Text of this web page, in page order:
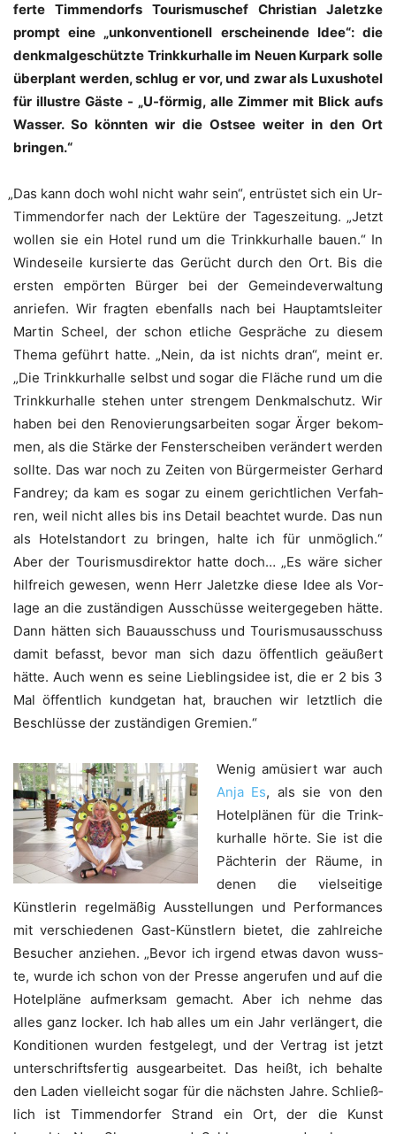
fer­te Tim­men­dorfs Tou­ris­mus­chef Chris­ti­an Jaletz­ke
prompt eine „unkon­ven­tio­nell erschei­nen­de Idee“: die
denk­mal­ge­schütz­te Trink­kur­hal­le im Neu­en Kur­park sol­le
über­plant wer­den, schlug er vor, und zwar als Luxus­ho­tel
für illus­tre Gäs­te - „U-för­mig, alle Zim­mer mit Blick aufs
Was­ser. So könn­ten wir die Ost­see wei­ter in den Ort
bringen.“
„Das kann doch wohl nicht wahr sein“, ent­rüs­tet sich ein Ur-
Tim­men­dor­fer nach der Lek­tü­re der Tages­zei­tung. „Jetzt
wol­len sie ein Hotel rund um die Trink­kur­hal­le bau­en.“ In
Win­des­ei­le kur­sier­te das Gerücht durch den Ort. Bis die
ers­ten empör­ten Bür­ger bei der Gemein­de­ver­wal­tung
anrie­fen. Wir frag­ten eben­falls nach bei Haupt­amts­lei­ter
Mar­tin Scheel, der schon etli­che Gesprä­che zu die­sem
The­ma geführt hat­te. „Nein, da ist nichts dran“, meint er.
„Die Trink­kur­hal­le selbst und sogar die Flä­che rund um die
Trink­kur­hal­le ste­hen unter stren­gem Denk­mal­schutz. Wir
haben bei den Reno­vie­rungs­ar­bei­ten sogar Ärger bekom­
men, als die Stär­ke der Fens­ter­schei­ben ver­än­dert wer­den
soll­te. Das war noch zu Zei­ten von Bür­ger­meis­ter Ger­hard
Fandrey; da kam es sogar zu einem gericht­li­chen Ver­fah­
ren, weil nicht alles bis ins Detail beach­tet wur­de. Das nun
als Hotel­stand­ort zu brin­gen, hal­te ich für unmög­lich.“
Aber der Tou­ris­mus­di­rek­tor hat­te doch… „Es wäre sicher
hilf­reich gewe­sen, wenn Herr Jaletz­ke die­se Idee als Vor­
la­ge an die zustän­di­gen Aus­schüs­se wei­ter­ge­ge­ben hät­te.
Dann hät­ten sich Bau­aus­schuss und Tou­ris­mus­aus­schuss
damit befasst, bevor man sich dazu öffent­lich geäu­ßert
hät­te. Auch wenn es sei­ne Lieb­lings­idee ist, die er 2 bis 3
Mal öffent­lich kund­ge­tan hat, brau­chen wir letzt­lich die
Beschlüs­se der zustän­di­gen Gremien.“
Wenig amü­siert war auch
Anja Es, als sie von den
Hotel­plä­nen für die Trink­
kur­hal­le hör­te. Sie ist die
Päch­te­rin der Räu­me, in
denen die viel­sei­ti­ge
Künst­le­rin regel­mä­ßig Aus­stel­lun­gen und Per­for­man­ces
mit ver­schie­de­nen Gast-Künst­lern bie­tet, die zahl­rei­che
Besu­cher anzie­hen. „Bevor ich irgend etwas davon wuss­
te, wur­de ich schon von der Pres­se ange­ru­fen und auf die
Hotel­plä­ne auf­merk­sam gemacht. Aber ich neh­me das
alles ganz locker. Ich hab alles um ein Jahr ver­län­gert, die
Kon­di­tio­nen wur­den fest­ge­legt, und der Ver­trag ist jetzt
unter­schrifts­fer­tig aus­ge­ar­bei­tet. Das heißt, ich behal­te
den Laden viel­leicht sogar für die nächs­ten Jah­re. Schließ­
lich ist Tim­men­dor­fer Strand ein Ort, der die Kunst